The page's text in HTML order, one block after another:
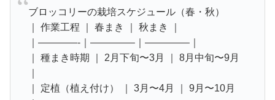
ブロッコリーの栽培スケジュール（春・秋）
｜ 作業工程 ｜ 春まき ｜ 秋まき ｜
｜————-｜————–｜————–｜
｜ 種まき時期 ｜ 2月下旬〜3月 ｜ 8月中旬〜9月
｜ 定植（植え付け） ｜ 3月〜4月 ｜ 9月〜10月